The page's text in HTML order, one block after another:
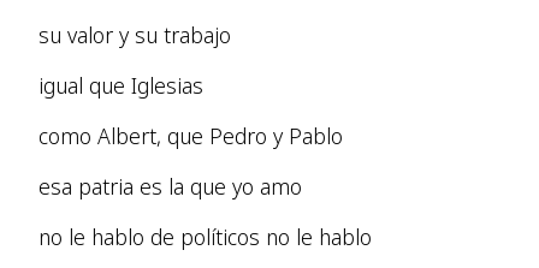
su valor y su trabajo
igual que Iglesias
como Albert, que Pedro y Pablo
esa patria es la que yo amo
no le hablo de políticos no le hablo